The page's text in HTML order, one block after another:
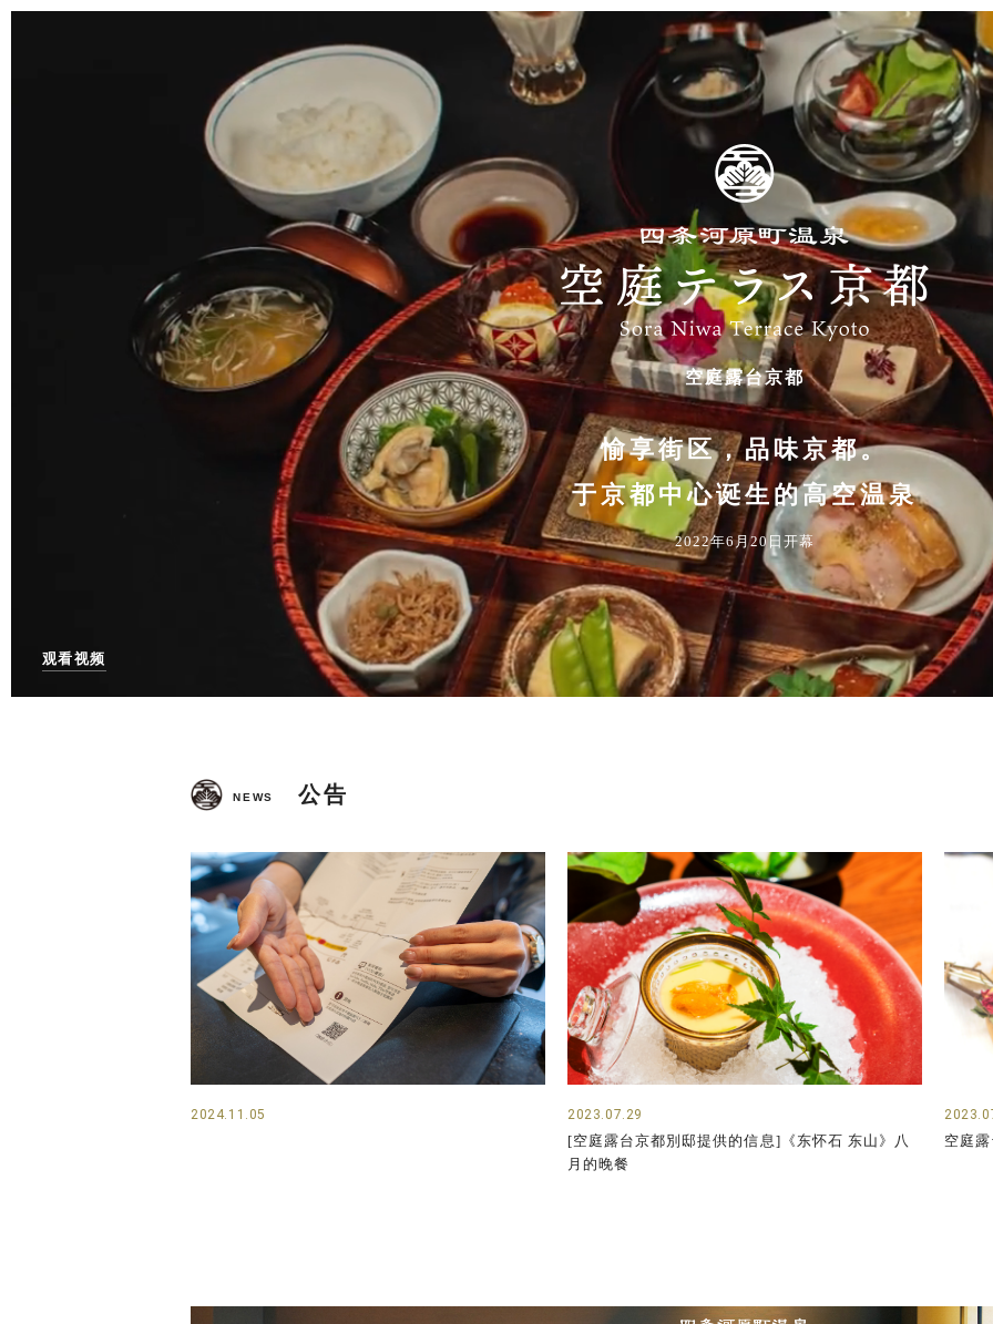
空庭露台京都
愉享街区，品味京都。
于京都中心诞生的高空温泉
2022年6月20日开幕
观看视频
NEWS 公告
2024.11.05 2023.07.29
[空庭露台京都別邸提供的信息]《东怀石 东山》八
月的晚餐
空庭